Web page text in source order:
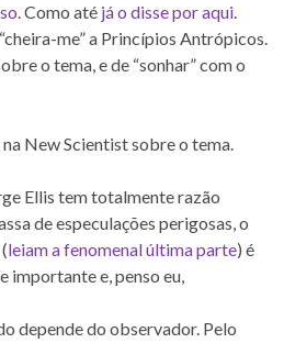
. Como até já o disse por aqui.
me” a Princípios Antrópicos.
o tema, e de “sonhar” com o
New Scientist sobre o tema.
Ellis tem totalmente razão
de especulações perigosas, o
leiam a fenomenal última parte) é
importante e, penso eu,
depende do observador. Pelo